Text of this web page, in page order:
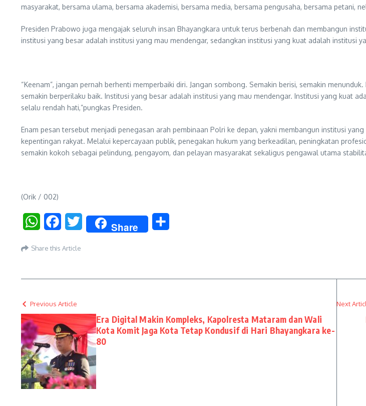
masyarakat, bersama ulama, bersama akademisi, bersama media, bersama pengusaha, bersama petani,
Presiden Prabowo juga mengajak seluruh insan Bhayangkara untuk terus berbenah dan membangun
institusi yang besar adalah institusi yang mau mendengar, sedangkan institusi yang kuat adalah institusi
“Keenam”, jangan pernah berhenti memperbaiki diri. Jangan sombong. Semakin berisi, semakin
semakin berperilaku baik. Institusi yang besar adalah institusi yang mau mendengar. Institusi yang kuat
selalu rendah hati,”pungkas Presiden.
Enam pesan tersebut menjadi penegasan arah pembinaan Polri ke depan, yakni membangun institusi
kepentingan rakyat. Melalui kepercayaan publik, penegakan hukum yang berkeadilan, peningkatan
semakin kokoh sebagai pelindung, pengayom, dan pelayan masyarakat sekaligus pengawal utama
(Orik / 002)
WhatsAppFacebookTwitter Share
Share this Article
Previous Article
Era Digital Makin Kompleks, Kapolresta Mataram dan Wali
Kota Komit Jaga Kota Tetap Kondusif di Hari Bhayangkara ke-
80
Next